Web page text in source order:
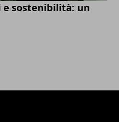
sostenibilità: un